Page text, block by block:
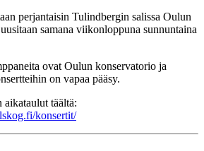
perjantaisin Tulindbergin salissa Oulun
samana viikonloppuna sunnuntaina
ovat Oulun konservatorio ja
on vapaa pääsy.
aikataulut täältä:
konsertit/